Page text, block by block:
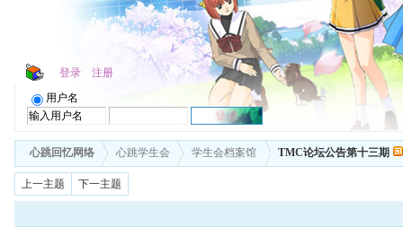
登录 注册
用户名
心跳回忆网络 心跳学生会 学生会档案馆 TMC论坛公告第十三期
上一主题 下一主题